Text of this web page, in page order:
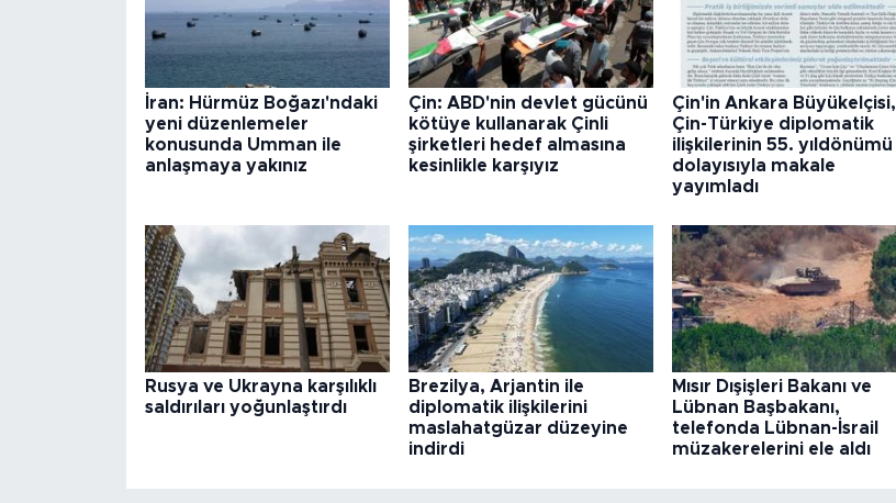
İran: Hürmüz Boğazı'ndaki
yeni düzenlemeler
konusunda Umman ile
anlaşmaya yakınız
Çin: ABD'nin devlet gücünü
kötüye kullanarak Çinli
şirketleri hedef almasına
kesinlikle karşıyız
Çin'in Ankara Büyükelçisi,
Çin-Türkiye diplomatik
ilişkilerinin 55. yıldönümü
dolayısıyla makale
yayımladı
Rusya ve Ukrayna karşılıklı
saldırıları yoğunlaştırdı
Brezilya, Arjantin ile
diplomatik ilişkilerini
maslahatgüzar düzeyine
indirdi
Mısır Dışişleri Bakanı ve
Lübnan Başbakanı,
telefonda Lübnan-İsrail
müzakerelerini ele aldı